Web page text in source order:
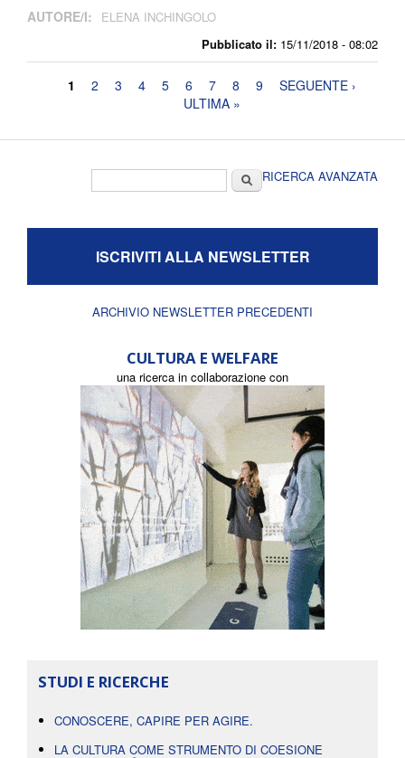
Pubblicato il: 15/11/2018 - 08:02
AUTORE/I: ELENA INCHINGOLO
Pagine
1 2 3 4 5 6 7 8 9
SEGUENTE ›
ULTIMA »
CercaRICERCA AVANZATA
ISCRIVITI ALLA NEWSLETTER
ARCHIVIO NEWSLETTER PRECEDENTI
CULTURA E WELFARE
una ricerca in collaborazione con
STUDI E RICERCHE
CONOSCERE, CAPIRE PER AGIRE.
LA CULTURA COME STRUMENTO DI COESIONE